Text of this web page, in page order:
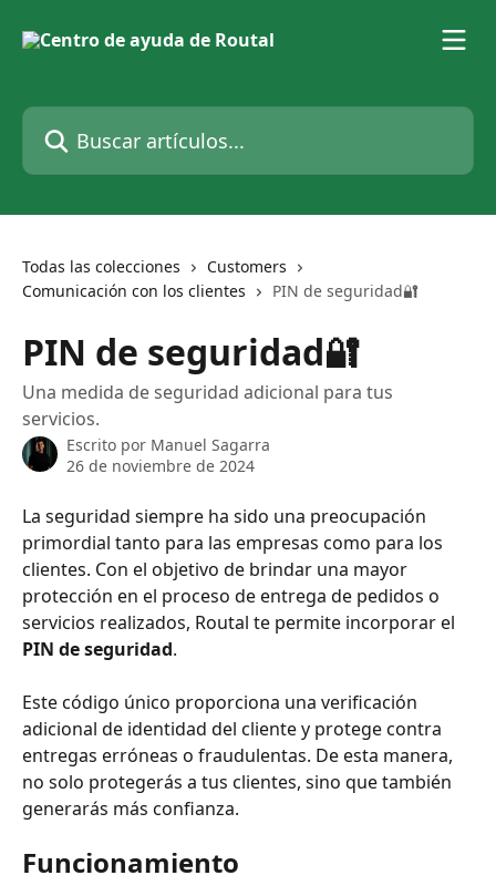
Buscar artículos...
Todas las colecciones
Customers
Comunicación con los clientes
PIN de seguridad🔐
PIN de seguridad🔐
Una medida de seguridad adicional para tus
servicios.
Escrito por Manuel Sagarra
26 de noviembre de 2024
La seguridad siempre ha sido una preocupación
primordial tanto para las empresas como para los
clientes. Con el objetivo de brindar una mayor
protección en el proceso de entrega de pedidos o
servicios realizados, Routal te permite incorporar el
PIN de seguridad.
Este código único proporciona una verificación
adicional de identidad del cliente y protege contra
entregas erróneas o fraudulentas. De esta manera,
no solo protegerás a tus clientes, sino que también
generarás más confianza.
Funcionamiento